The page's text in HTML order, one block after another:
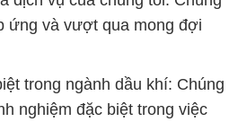
ứng và vượt qua mong đợi
trong ngành dầu khí: Chúng
nghiệm đặc biệt trong việc